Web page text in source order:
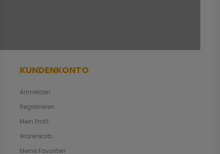
KUNDENKONTO
Anmelden
Registrieren
Mein Profil
Warenkorb
Meine Favoriten